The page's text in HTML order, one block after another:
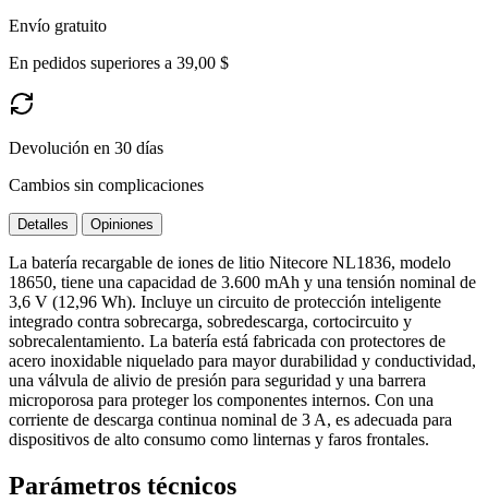
Envío gratuito
En pedidos superiores a 39,00 $
Devolución en 30 días
Cambios sin complicaciones
Detalles Opiniones
La batería recargable de iones de litio Nitecore NL1836, modelo
18650, tiene una capacidad de 3.600 mAh y una tensión nominal de
3,6 V (12,96 Wh). Incluye un circuito de protección inteligente
integrado contra sobrecarga, sobredescarga, cortocircuito y
sobrecalentamiento. La batería está fabricada con protectores de
acero inoxidable niquelado para mayor durabilidad y conductividad,
una válvula de alivio de presión para seguridad y una barrera
microporosa para proteger los componentes internos. Con una
corriente de descarga continua nominal de 3 A, es adecuada para
dispositivos de alto consumo como linternas y faros frontales.
Parámetros técnicos